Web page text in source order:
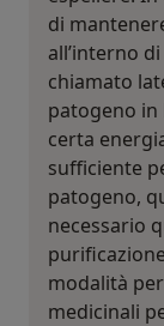
di
all’interno
chiamato
patogeno in
certa
sufficiente
patogeno,
necessario
modalità
medicinali